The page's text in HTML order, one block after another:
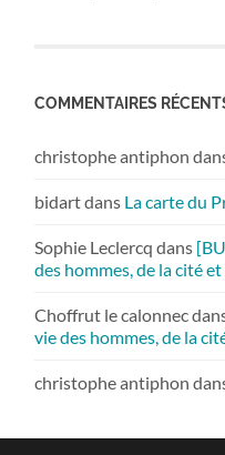
COMMENTAIRES
christophe antiphon
bidartdans La carte du
Sophie Leclercq dans
des hommes, de la cité et
Choffrut le calonnec
vie des hommes, de la
christophe antiphon